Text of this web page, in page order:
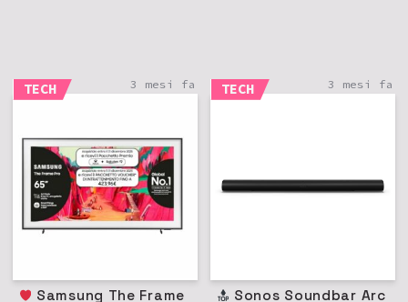
TECH 3 mesi fa TECH 3 mesi fa